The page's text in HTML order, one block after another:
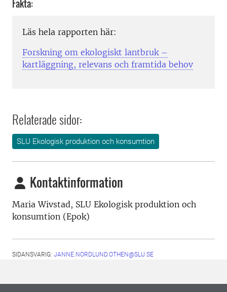
Fakta:
Läs hela rapporten här:
Forskning om ekologiskt lantbruk –
kartläggning, relevans och framtida behov
Relaterade sidor:
SLU Ekologisk produktion och konsumtion
Kontaktinformation
Maria Wivstad, SLU Ekologisk produktion och
konsumtion (Epok)
SIDANSVARIG: JANNE.NORDLUND.OTHEN@SLU.SE